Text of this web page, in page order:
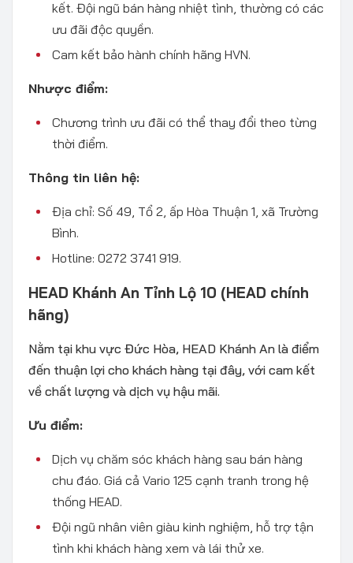
kết. Đội ngũ bán hàng nhiệt tình, thường có các
ưu đãi độc quyền.
Cam kết bảo hành chính hãng HVN.
Nhược điểm:
Chương trình ưu đãi có thể thay đổi theo từng
thời điểm.
Thông tin liên hệ:
Địa chỉ: Số 49, Tổ 2, ấp Hòa Thuận 1, xã Trường
Bình.
Hotline: 0272 3741 919.
HEAD Khánh An Tỉnh Lộ 10 (HEAD chính
hãng)
Nằm tại khu vực Đức Hòa, HEAD Khánh An là điểm
đến thuận lợi cho khách hàng tại đây, với cam kết
về chất lượng và dịch vụ hậu mãi.
Ưu điểm:
Dịch vụ chăm sóc khách hàng sau bán hàng
chu đáo. Giá cả Vario 125 cạnh tranh trong hệ
thống HEAD.
Đội ngũ nhân viên giàu kinh nghiệm, hỗ trợ tận
tình khi khách hàng xem và lái thử xe.